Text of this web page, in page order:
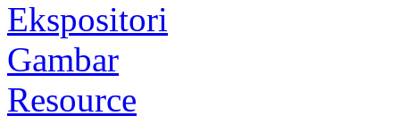
Ekspositori
Gambar
Resource